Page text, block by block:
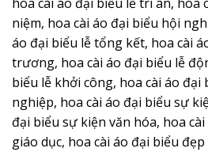
niệm, hoa cài áo đại biểu hội
áo đại biểu lễ tổng kết, hoa cài
trương, hoa cài áo đại biểu lễ
biểu lễ khởi công, hoa cài áo đại
nghiệp, hoa cài áo đại biểu sự
đại biểu sự kiện văn hóa, hoa
giáo dục, hoa cài áo đại biểu